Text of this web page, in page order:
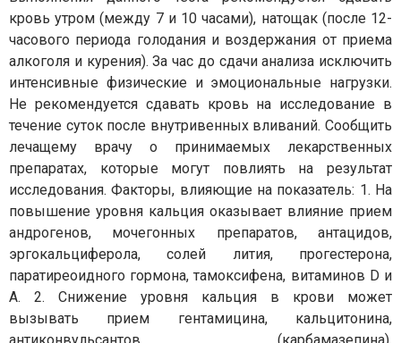
кровь утром (между 7 и 10 часами), натощак (после 12-
часового периода голодания и воздержания от приема
алкоголя и курения). За час до сдачи анализа исключить
интенсивные физические и эмоциональные нагрузки.
Не рекомендуется сдавать кровь на исследование в
течение суток после внутривенных вливаний. Сообщить
лечащему врачу о принимаемых лекарственных
препаратах, которые могут повлиять на результат
исследования. Факторы, влияющие на показатель: 1. На
повышение уровня кальция оказывает влияние прием
андрогенов, мочегонных препаратов, антацидов,
эргокальциферола, солей лития, прогестерона,
паратиреоидного гормона, тамоксифена, витаминов D и
A. 2. Снижение уровня кальция в крови может
вызывать прием гентамицина, кальцитонина,
антиконвульсантов (карбамазепина),